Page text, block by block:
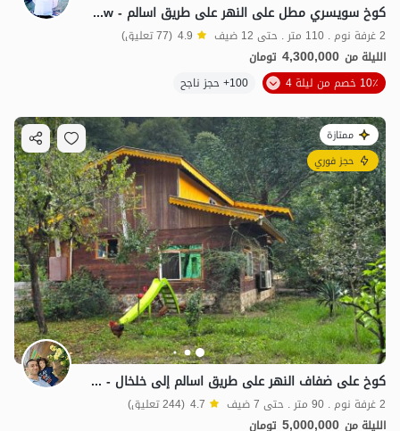
كوخ سويسري مطل على النهر على طريق اسالم - Gijaw
2 غرفة نوم . 110 متر . حتى 12 ضيف 4.9 (77 تعليق)
الليلة من 4,300,000 تومان
10٪ خصم من ليلة 4
100+ حجز ناجح
ممتازة
حجز فوري
كوخ على ضفاف النهر على طريق اسالم إلى خلخال - Gijaw
2 غرفة نوم . 90 متر . حتى 7 ضيف 4.7 (244 تعليق)
الليلة من 5,000,000 تومان